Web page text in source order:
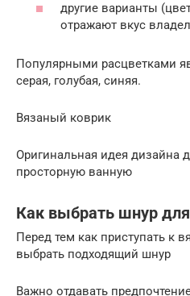
другие варианты
отражают вкус
Популярными расцветками
серая, голубая, синяя.
Вязаный коврик
Оригинальная идея дизайна
просторную ванную
Как выбрать шнур
Перед тем как приступать к
выбрать подходящий шнур
Важно отдавать